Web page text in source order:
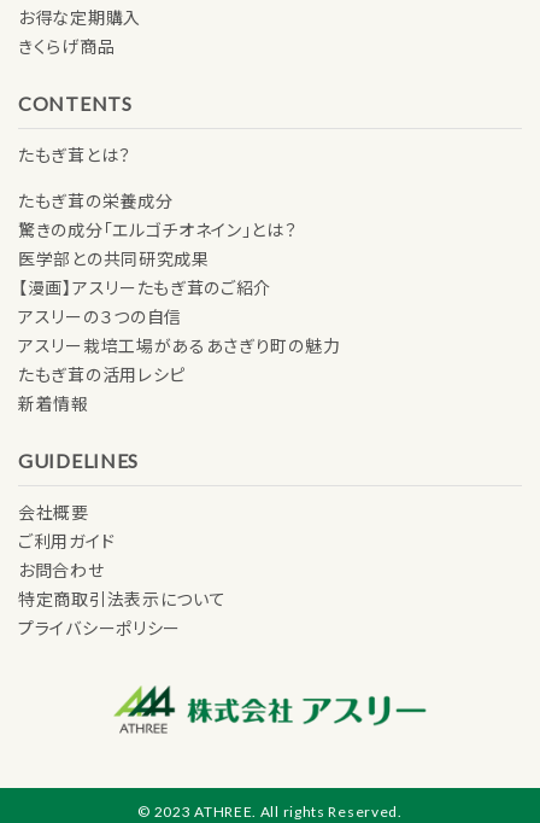
お得な定期購入
きくらげ商品
CONTENTS
たもぎ茸とは？
たもぎ茸の栄養成分
驚きの成分「エルゴチオネイン」とは？
医学部との共同研究成果
【漫画】アスリーたもぎ茸のご紹介
アスリーの３つの自信
アスリー栽培工場があるあさぎり町の魅力
たもぎ茸の活用レシピ
新着情報
GUIDELINES
会社概要
ご利用ガイド
お問合わせ
特定商取引法表示について
プライバシーポリシー
© 2023 ATHREE. All rights Reserved.